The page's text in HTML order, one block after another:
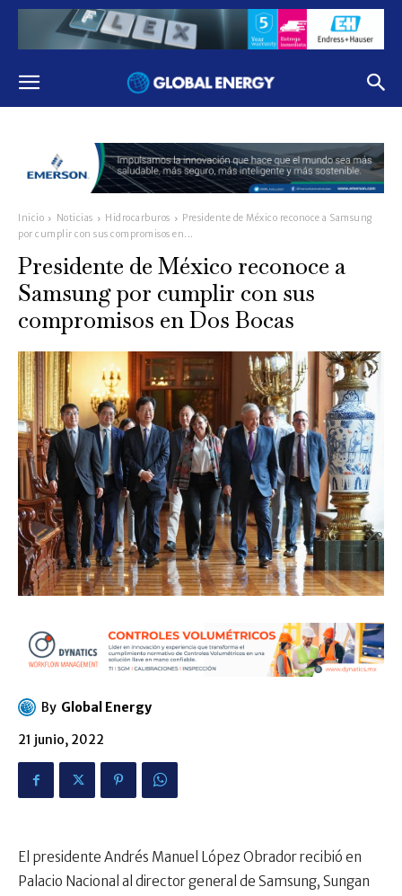
Inicio Noticias Hidrocarburos
Presidente de México reconoce a Samsung
por cumplir con sus compromisos en...
Presidente de México reconoce a
Samsung por cumplir con sus
compromisos en Dos Bocas
By Global Energy
21 junio, 2022
El presidente Andrés Manuel López Obrador recibió en
Palacio Nacional al director general de Samsung, Sungan